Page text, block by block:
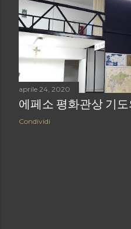
s
t
aprile 24, 2020
에페소 평화관상 기
Condividi